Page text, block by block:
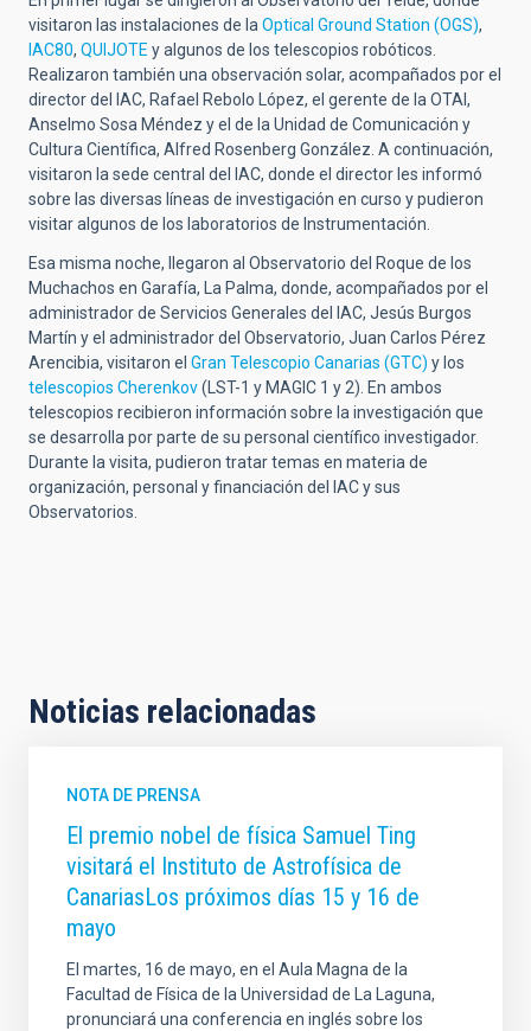
visitaron las instalaciones de la Optical Ground Station (OGS),
IAC80, QUIJOTE y algunos de los telescopios robóticos.
Realizaron también una observación solar, acompañados por el
director del IAC, Rafael Rebolo López, el gerente de la OTAI,
Anselmo Sosa Méndez y el de la Unidad de Comunicación y
Cultura Científica, Alfred Rosenberg González. A continuación,
visitaron la sede central del IAC, donde el director les informó
sobre las diversas líneas de investigación en curso y pudieron
visitar algunos de los laboratorios de Instrumentación.
Esa misma noche, llegaron al Observatorio del Roque de los
Muchachos en Garafía, La Palma, donde, acompañados por el
administrador de Servicios Generales del IAC, Jesús Burgos
Martín y el administrador del Observatorio, Juan Carlos Pérez
Arencibia, visitaron el Gran Telescopio Canarias (GTC) y los
telescopios Cherenkov(LST-1 y MAGIC 1 y 2). En ambos
telescopios recibieron información sobre la investigación que
se desarrolla por parte de su personal científico investigador.
Durante la visita, pudieron tratar temas en materia de
organización, personal y financiación del IAC y sus
Observatorios.
Noticias relacionadas
NOTA DE PRENSA
El premio nobel de física Samuel Ting
visitará el Instituto de Astrofísica de
CanariasLos próximos días 15 y 16 de
mayo
El martes, 16 de mayo, en el Aula Magna de la
Facultad de Física de la Universidad de La Laguna,
pronunciará una conferencia en inglés sobre los